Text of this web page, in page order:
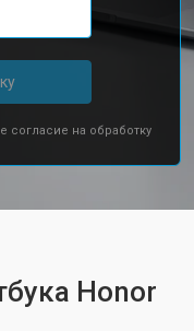
согласие на обработку
Honor